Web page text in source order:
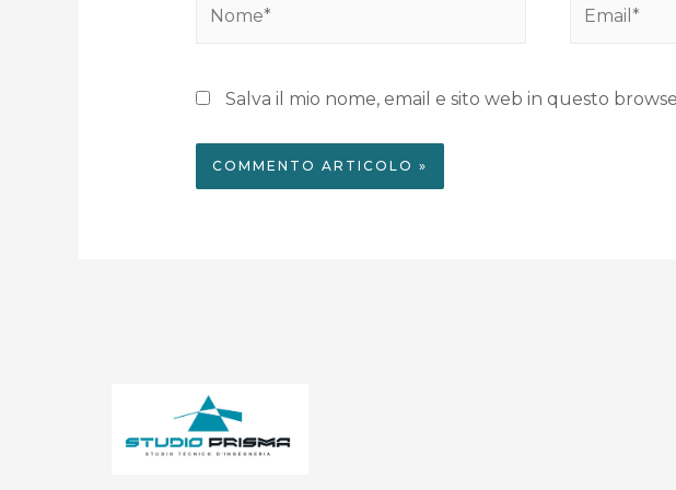
Salva il mio nome, email e sito web in questo